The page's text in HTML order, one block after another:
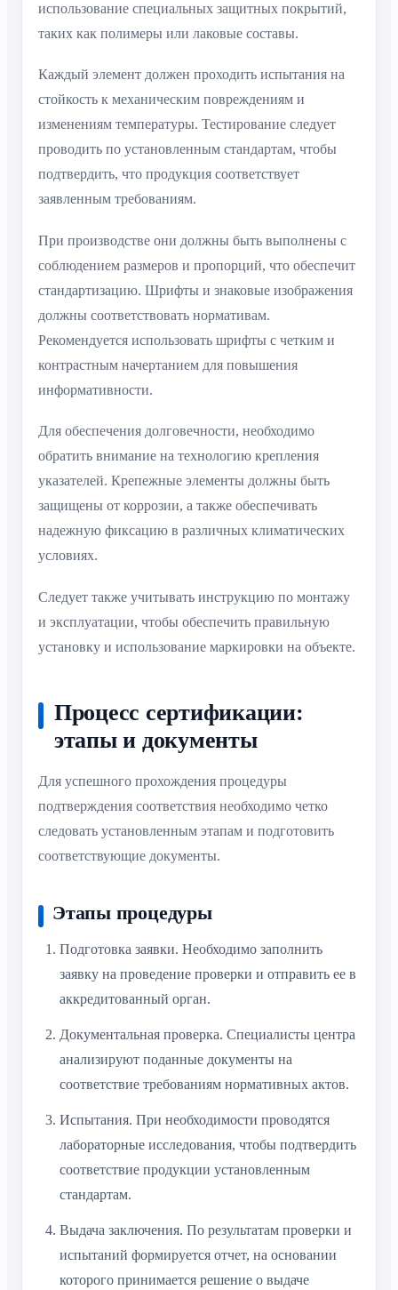
использование специальных защитных покрытий,
таких как полимеры или лаковые составы.
Каждый элемент должен проходить испытания на
стойкость к механическим повреждениям и
изменениям температуры. Тестирование следует
проводить по установленным стандартам, чтобы
подтвердить, что продукция соответствует
заявленным требованиям.
При производстве они должны быть выполнены с
соблюдением размеров и пропорций, что обеспечит
стандартизацию. Шрифты и знаковые изображения
должны соответствовать нормативам.
Рекомендуется использовать шрифты с четким и
контрастным начертанием для повышения
информативности.
Для обеспечения долговечности, необходимо
обратить внимание на технологию крепления
указателей. Крепежные элементы должны быть
защищены от коррозии, а также обеспечивать
надежную фиксацию в различных климатических
условиях.
Следует также учитывать инструкцию по монтажу
и эксплуатации, чтобы обеспечить правильную
установку и использование маркировки на объекте.
Процесс сертификации:
этапы и документы
Для успешного прохождения процедуры
подтверждения соответствия необходимо четко
следовать установленным этапам и подготовить
соответствующие документы.
Этапы процедуры
Подготовка заявки. Необходимо заполнить
заявку на проведение проверки и отправить ее в
аккредитованный орган.
Документальная проверка. Специалисты центра
анализируют поданные документы на
соответствие требованиям нормативных актов.
Испытания. При необходимости проводятся
лабораторные исследования, чтобы подтвердить
соответствие продукции установленным
стандартам.
Выдача заключения. По результатам проверки и
испытаний формируется отчет, на основании
которого принимается решение о выдаче